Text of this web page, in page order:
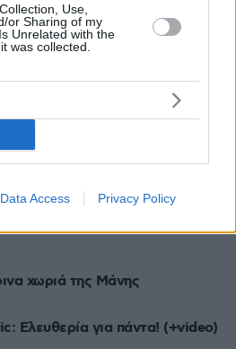
Use,
or Sharing of my
Unrelated with the
was collected.
Data Access Privacy Policy
Σχολιασμένα
στο αρχιπέλαγος
χωριά της Μάνης
Ελευθερία για πάντα! (+video)